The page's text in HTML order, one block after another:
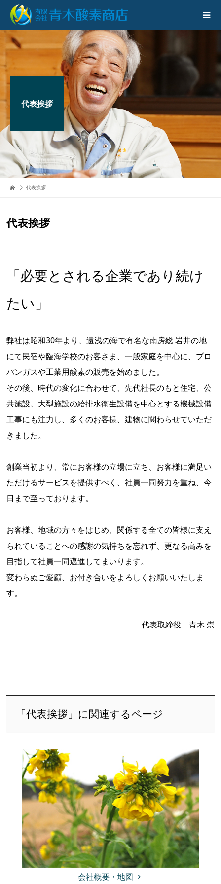
代表挨拶
代表挨拶
代表挨拶
「必要とされる企業であり続け
たい」
弊社は昭和30年より、遠浅の海で有名な南房総 岩井の地
にて民宿や臨海学校のお客さま、一般家庭を中心に、プロ
パンガスや工業用酸素の販売を始めました。
その後、時代の変化に合わせて、先代社長のもと住宅、公
共施設、大型施設の給排水衛生設備を中心とする機械設備
工事にも注力し、多くのお客様、建物に関わらせていただ
きました。
創業当初より、常にお客様の立場に立ち、お客様に満足い
ただけるサービスを提供すべく、社員一同努力を重ね、今
日まで至っております。
お客様、地域の方々をはじめ、関係する全ての皆様に支え
られていることへの感謝の気持ちを忘れず、更なる高みを
目指して社員一同邁進してまいります。
変わらぬご愛顧、お付き合いをよろしくお願いいたしま
す。
代表取締役 青木 崇
「代表挨拶」に関連するページ
会社概要・地図 keyboard_arrow_right